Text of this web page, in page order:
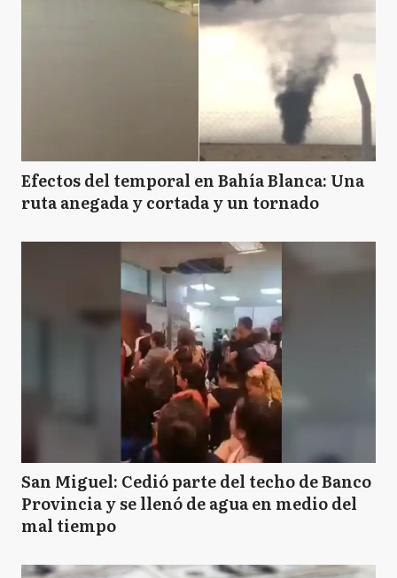
Efectos del temporal en Bahía Blanca: Una
ruta anegada y cortada y un tornado
San Miguel: Cedió parte del techo de Banco
Provincia y se llenó de agua en medio del
mal tiempo